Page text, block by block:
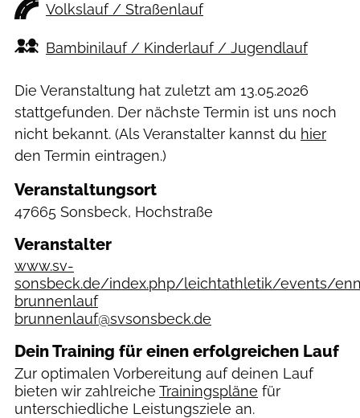
Volkslauf / Straßenlauf
Bambinilauf / Kinderlauf / Jugendlauf
Die Veranstaltung hat zuletzt am 13.05.2026
stattgefunden. Der nächste Termin ist uns noch
nicht bekannt. (Als Veranstalter kannst du hier
den Termin eintragen.)
Veranstaltungsort
47665 Sonsbeck, Hochstraße
Veranstalter
www.sv-
sonsbeck.de/index.php/leichtathletik/events/
brunnenlauf
brunnenlauf@svsonsbeck.de
Dein Training für einen erfolgreichen Lauf
Zur optimalen Vorbereitung auf deinen Lauf
bieten wir zahlreiche Trainingspläne für
unterschiedliche Leistungsziele an.